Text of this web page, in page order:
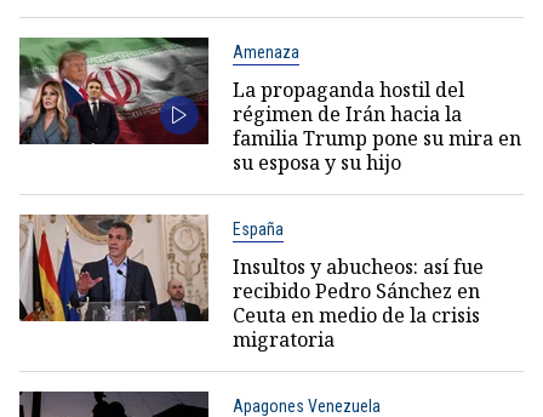
Amenaza
La propaganda hostil del
régimen de Irán hacia la
familia Trump pone su mira en
su esposa y su hijo
España
Insultos y abucheos: así fue
recibido Pedro Sánchez en
Ceuta en medio de la crisis
migratoria
Apagones Venezuela